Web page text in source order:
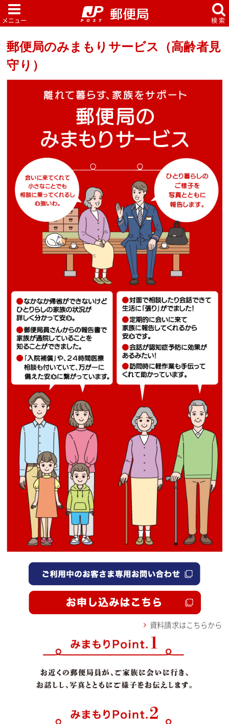
郵便局のみまもりサービス（高齢者見
守り）
資料請求はこちらから